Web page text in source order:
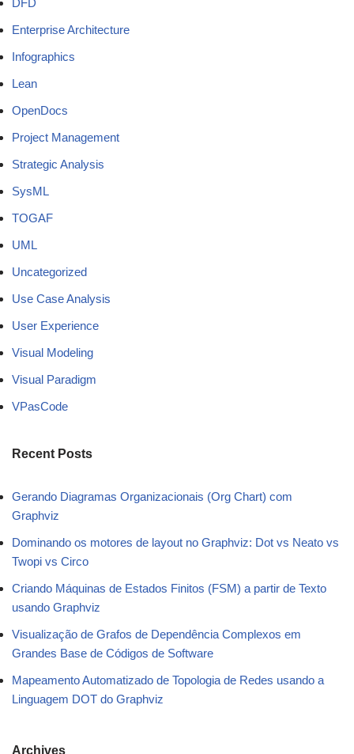
DFD
Enterprise Architecture
Infographics
Lean
OpenDocs
Project Management
Strategic Analysis
SysML
TOGAF
UML
Uncategorized
Use Case Analysis
User Experience
Visual Modeling
Visual Paradigm
VPasCode
Recent Posts
Gerando Diagramas Organizacionais (Org Chart) com
Graphviz
Dominando os motores de layout no Graphviz: Dot vs Neato vs
Twopi vs Circo
Criando Máquinas de Estados Finitos (FSM) a partir de Texto
usando Graphviz
Visualização de Grafos de Dependência Complexos em
Grandes Base de Códigos de Software
Mapeamento Automatizado de Topologia de Redes usando a
Linguagem DOT do Graphviz
Archives